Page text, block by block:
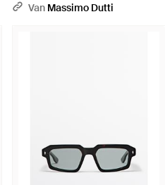
Van Massimo Dutti